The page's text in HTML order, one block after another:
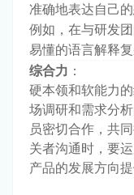
准确地表达自己
例如，在与研发
易懂的语言解释
综合力 ：
硬本领和软能力
场调研和需求分
员密切合作，共
关者沟通时，要
产品的发展方向提